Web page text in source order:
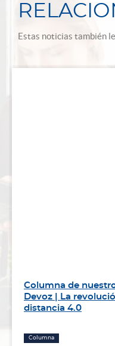
Estas noticias también
Columna de
Devoz | La
distancia 4.0
Columna